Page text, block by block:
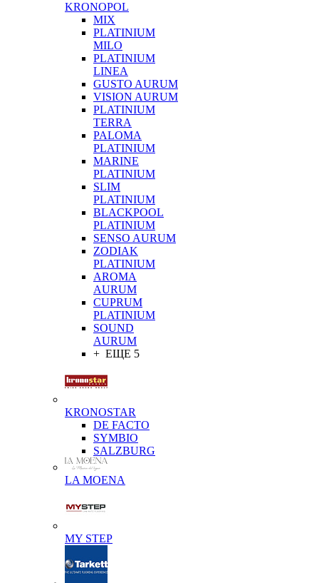
KRONOPOL
MIX
PLATINIUM
MILO
PLATINIUM
LINEA
GUSTO AURUM
VISION AURUM
PLATINIUM
TERRA
PALOMA
PLATINIUM
MARINE
PLATINIUM
SLIM
PLATINIUM
BLACKPOOL
PLATINIUM
SENSO AURUM
ZODIAK
PLATINIUM
AROMA
AURUM
CUPRUM
PLATINIUM
SOUND
AURUM
+ ЕЩЕ 5
KRONOSTAR
DE FACTO
SYMBIO
SALZBURG
LA MOENA
MY STEP